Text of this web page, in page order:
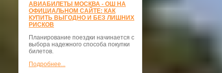
АВИАБИЛЕТЫ МОСКВА - ОШ НА
ОФИЦИАЛЬНОМ САЙТЕ: КАК
КУПИТЬ ВЫГОДНО И БЕЗ ЛИШНИХ
РИСКОВ
Планирование поездки начинается с
выбора надежного способа покупки
билетов.
Подробнее...